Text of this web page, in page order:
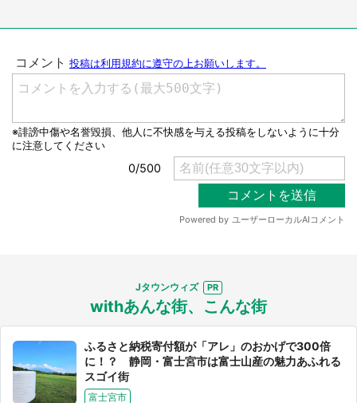
Jタウンウィズ
withあんな街、こんな街
ふるさと納税寄付額が「アレ」のおかげで300倍
に！？ 静岡・富士宮市は富士山産の魅力あふれる
スゴイ街
富士宮市